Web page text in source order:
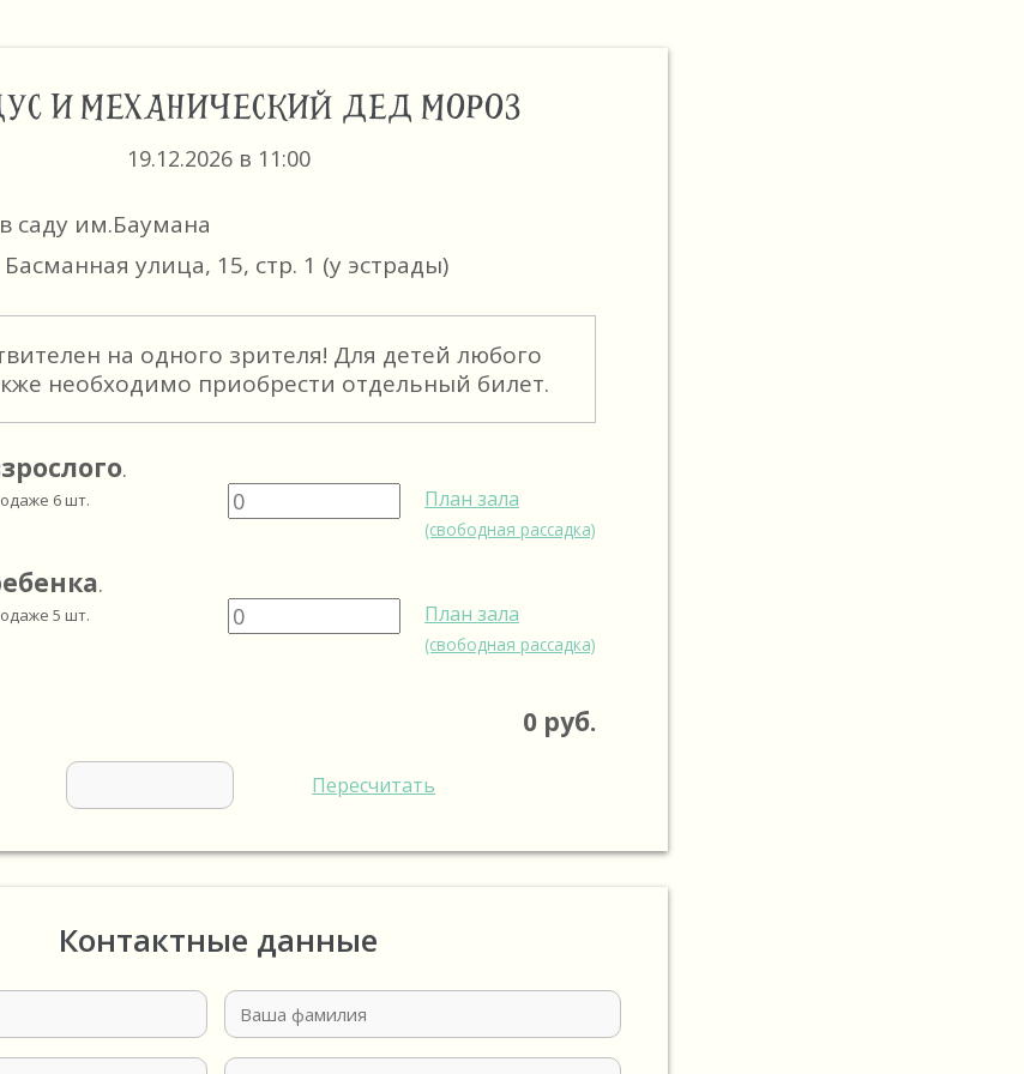
И МЕХАНИЧЕСКИЙ ДЕД МОРОЗ
19.12.2026 в 11:00
саду им.Баумана
улица, 15, стр. 1 (у эстрады)
на одного зрителя! Для детей любого
необходимо приобрести отдельный билет.
.
6 шт. План зала
(свободная рассадка)
.
5 шт. План зала
(свободная рассадка)
0 руб.
Пересчитать
Контактные данные